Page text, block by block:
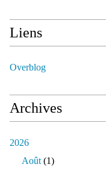
Liens
Overblog
Archives
2026
Août (1)